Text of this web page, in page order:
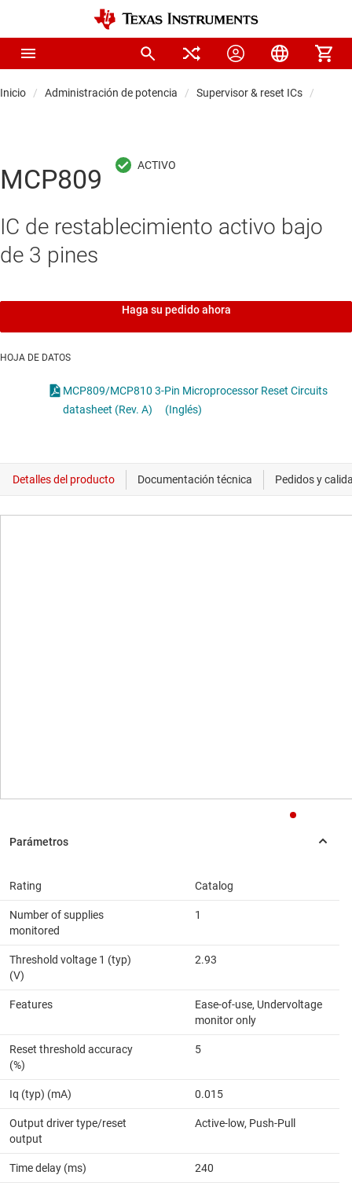
Inicio Administración de potencia Supervisor & reset ICs
MCP809
IC de restablecimiento activo bajo
de 3 pines
Haga su pedido ahora
HOJA DE DATOS
MCP809/MCP810 3-Pin Microprocessor Reset Circuits
datasheet (Rev. A)
(Inglés)
Rating Catalog
Number of supplies
monitored
1
Threshold voltage 1 (typ)
(V)
2.93
Features
Ease-of-use, Undervoltage
monitor only
Reset threshold accuracy
(%)
5
Iq (typ) (mA) 0.015
Output driver type/reset
output
Active-low, Push-Pull
Time delay (ms) 240